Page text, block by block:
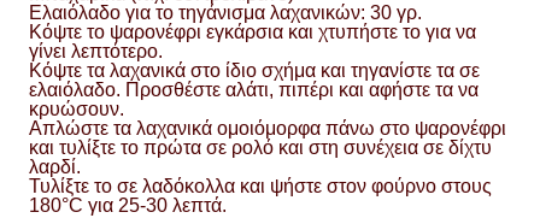
Ελαιόλαδο για το τηγάνισμα λαχανικών: 30 γρ.
Κόψτε το ψαρονέφρι εγκάρσια και χτυπήστε το για να
γίνει λεπτότερο.
Κόψτε τα λαχανικά στο ίδιο σχήμα και τηγανίστε τα σε
ελαιόλαδο. Προσθέστε αλάτι, πιπέρι και αφήστε τα να
κρυώσουν.
Απλώστε τα λαχανικά ομοιόμορφα πάνω στο ψαρονέφρι
και τυλίξτε το πρώτα σε ρολό και στη συνέχεια σε δίχτυ
λαρδί.
Τυλίξτε το σε λαδόκολλα και ψήστε στον φούρνο στους
180°C για 25-30 λεπτά.